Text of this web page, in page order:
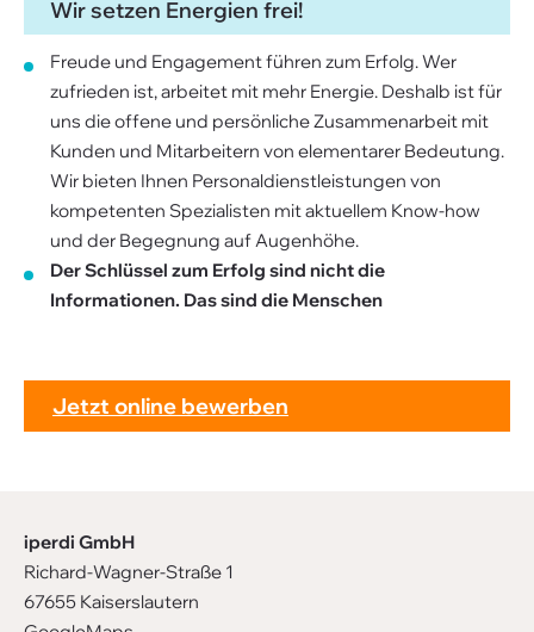
Wir setzen Energien frei!
Freude und Engagement führen zum Erfolg. Wer
zufrieden ist, arbeitet mit mehr Energie. Deshalb ist für
uns die offene und persönliche Zusammenarbeit mit
Kunden und Mitarbeitern von elementarer Bedeutung.
Wir bieten Ihnen Personaldienstleistungen von
kompetenten Spezialisten mit aktuellem Know-how
und der Begegnung auf Augenhöhe.
Der Schlüssel zum Erfolg sind nicht die
Informationen. Das sind die Menschen
Jetzt online bewerben
iperdi GmbH
Richard-Wagner-Straße 1
67655 Kaiserslautern